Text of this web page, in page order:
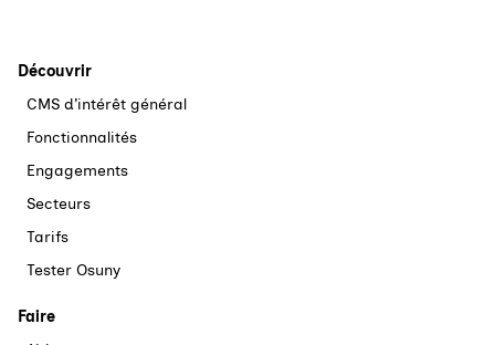
Découvrir
CMS d’intérêt général
Fonctionnalités
Engagements
Secteurs
Tarifs
Tester Osuny
Faire